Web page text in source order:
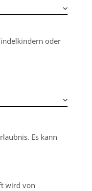
oder
Es kann
wird von